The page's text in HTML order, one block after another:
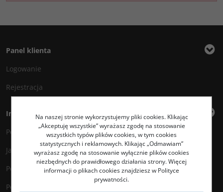
Panel klienta
Logowanie
Rejestracja
Informacje
Polityka prywatności
Jak kupować?
Polityka legalności
Polityka antyspamowa
Na naszej stronie wykorzystujemy pliki cookies. Klikając
„Akceptuję wszystkie” wyrażasz zgodę na stosowanie
wszystkich typów plików cookies, w tym cookies
statystycznych i reklamowych. Klikając „Odmawiam”
wyrażasz zgodę na stosowanie wyłącznie plików cookies
niezbędnych do prawidłowego działania strony. Więcej
informacji o plikach cookies znajdziesz w Polityce
prywatności.